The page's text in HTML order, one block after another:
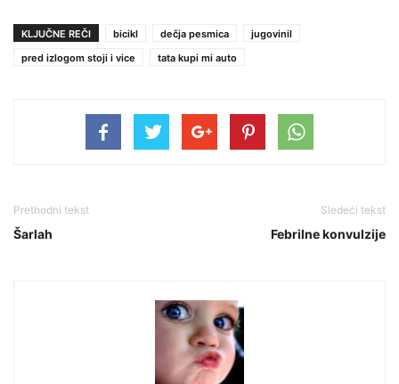
KLJUČNE REČI bicikl dečja pesmica
jugovinil
pred izlogom stoji i vice
tata kupi mi auto
Prethodni tekst
Šarlah
Sledeći tekst
Febrilne konvulzije